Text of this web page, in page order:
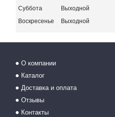
Суббота
Выходной
Воскресенье
Выходной
О компании
Каталог
Доставка и оплата
Отзывы
Контакты